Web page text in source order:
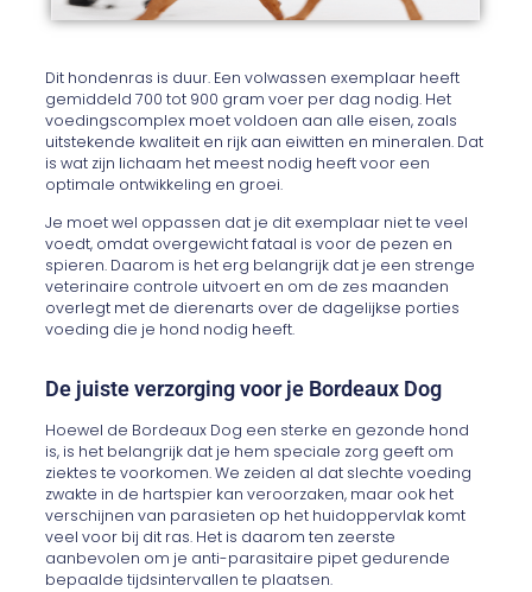
Dit hondenras is duur. Een volwassen exemplaar heeft
gemiddeld 700 tot 900 gram voer per dag nodig. Het
voedingscomplex moet voldoen aan alle eisen, zoals
uitstekende kwaliteit en rijk aan eiwitten en mineralen. Dat
is wat zijn lichaam het meest nodig heeft voor een
optimale ontwikkeling en groei.
Je moet wel oppassen dat je dit exemplaar niet te veel
voedt, omdat overgewicht fataal is voor de pezen en
spieren. Daarom is het erg belangrijk dat je een strenge
veterinaire controle uitvoert en om de zes maanden
overlegt met de dierenarts over de dagelijkse porties
voeding die je hond nodig heeft.
De juiste verzorging voor je Bordeaux Dog
Hoewel de Bordeaux Dog een sterke en gezonde hond
is, is het belangrijk dat je hem speciale zorg geeft om
ziektes te voorkomen. We zeiden al dat slechte voeding
zwakte in de hartspier kan veroorzaken, maar ook het
verschijnen van parasieten op het huidoppervlak komt
veel voor bij dit ras. Het is daarom ten zeerste
aanbevolen om je anti-parasitaire pipet gedurende
bepaalde tijdsintervallen te plaatsen.